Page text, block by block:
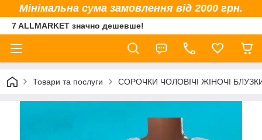
Мінімальна сума замовлення від 2000 грн.
7 ALLMARKET значно дешевше!
Товари та послуги СОРОЧКИ ЧОЛОВІЧІ ЖІНОЧІ